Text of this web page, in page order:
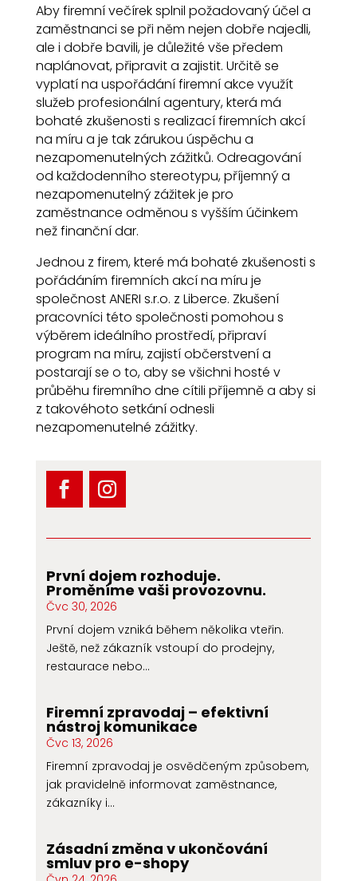
Aby firemní večírek splnil požadovaný účel a
zaměstnanci se při něm nejen dobře najedli,
ale i dobře bavili, je důležité vše předem
naplánovat, připravit a zajistit. Určitě se
vyplatí na uspořádání firemní akce využít
služeb profesionální agentury, která má
bohaté zkušenosti s realizací firemních akcí
na míru a je tak zárukou úspěchu a
nezapomenutelných zážitků. Odreagování
od každodenního stereotypu, příjemný a
nezapomenutelný zážitek je pro
zaměstnance odměnou s vyšším účinkem
než finanční dar.
Jednou z firem, které má bohaté zkušenosti s
pořádáním firemních akcí na míru je
společnost ANERI s.r.o. z Liberce. Zkušení
pracovníci této společnosti pomohou s
výběrem ideálního prostředí, připraví
program na míru, zajistí občerstvení a
postarají se o to, aby se všichni hosté v
průběhu firemního dne cítili příjemně a aby si
z takovéhoto setkání odnesli
nezapomenutelné zážitky.
První dojem rozhoduje.
Proměníme vaši provozovnu.
Čvc 30, 2026
První dojem vzniká během několika vteřin.
Ještě, než zákazník vstoupí do prodejny,
restaurace nebo...
Firemní zpravodaj – efektivní
nástroj komunikace
Čvc 13, 2026
Firemní zpravodaj je osvědčeným způsobem,
jak pravidelně informovat zaměstnance,
zákazníky i...
Zásadní změna v ukončování
smluv pro e-shopy